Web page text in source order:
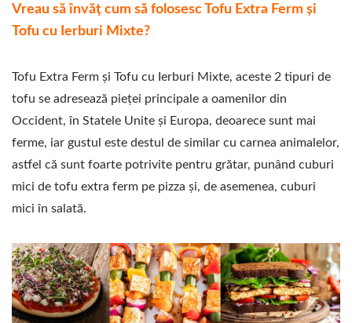
Vreau să învăț cum să folosesc Tofu Extra Ferm și
Tofu cu Ierburi Mixte?
Tofu Extra Ferm și Tofu cu Ierburi Mixte, aceste 2 tipuri de
tofu se adresează pieței principale a oamenilor din
Occident, în Statele Unite și Europa, deoarece sunt mai
ferme, iar gustul este destul de similar cu carnea animalelor,
astfel că sunt foarte potrivite pentru grătar, punând cuburi
mici de tofu extra ferm pe pizza și, de asemenea, cuburi
mici în salată.